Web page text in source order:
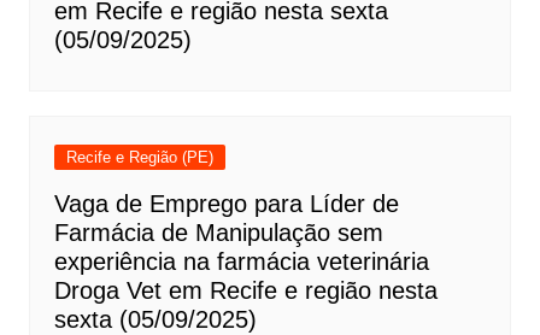
em Recife e região nesta sexta
(05/09/2025)
Recife e Região (PE)
Vaga de Emprego para Líder de
Farmácia de Manipulação sem
experiência na farmácia veterinária
Droga Vet em Recife e região nesta
sexta (05/09/2025)